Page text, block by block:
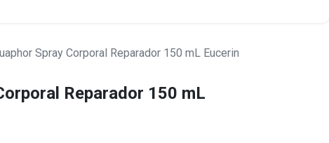
Spray Corporal Reparador 150 mL Eucerin
Reparador 150 mL